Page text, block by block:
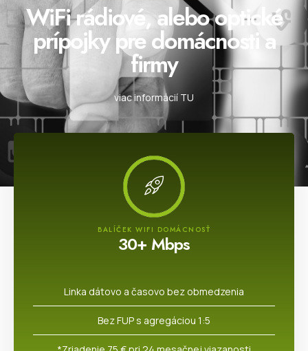
WiFi rádiové, alebo optické
prípojky pre domácnosti a
firmy
viac informácií TU
BALÍČEK WIFI DOMÁCNOSŤ
30+ Mbps
Linka dátovo a časovo bez obmedzenia​
Bez FUP s agregáciou 1:5